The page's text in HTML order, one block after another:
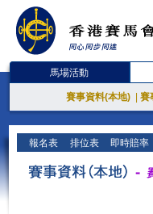
馬場活動
賽事資料(本地) 賽
報名表 排位表 即時賠率